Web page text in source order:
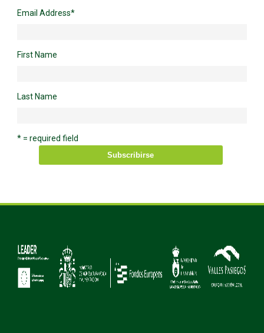
Email Address*
First Name
Last Name
* = required field